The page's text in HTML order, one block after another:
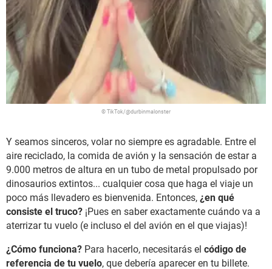
© TikTok/@durbinmalonster
Y seamos sinceros, volar no siempre es agradable. Entre el
aire reciclado, la comida de avión y la sensación de estar a
9.000 metros de altura en un tubo de metal propulsado por
dinosaurios extintos... cualquier cosa que haga el viaje un
poco más llevadero es bienvenida. Entonces, ¿en qué
consiste el truco? ¡Pues en saber exactamente cuándo va a
aterrizar tu vuelo (e incluso el del avión en el que viajas)!
¿Cómo funciona? Para hacerlo, necesitarás el código de
referencia de tu vuelo, que debería aparecer en tu billete.